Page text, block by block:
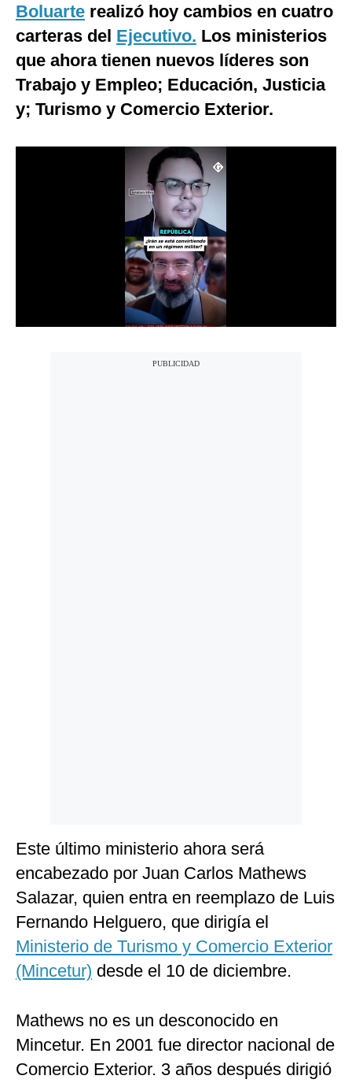
EEUU
México
Internacional
Boluarte realizó hoy cambios en cuatro
carteras del Ejecutivo. Los ministerios
que ahora tienen nuevos líderes son
Trabajo y Empleo; Educación, Justicia
y; Turismo y Comercio Exterior.
Este último ministerio ahora será
encabezado por Juan Carlos Mathews
Salazar, quien entra en reemplazo de Luis
Fernando Helguero, que dirigía el
Ministerio de Turismo y Comercio Exterior
(Mincetur) desde el 10 de diciembre.
Mathews no es un desconocido en
Mincetur. En 2001 fue director nacional de
Comercio Exterior. 3 años después dirigió